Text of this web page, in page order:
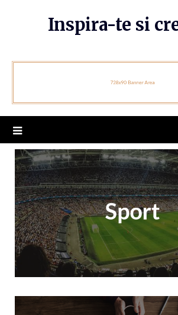
Inspira-te si